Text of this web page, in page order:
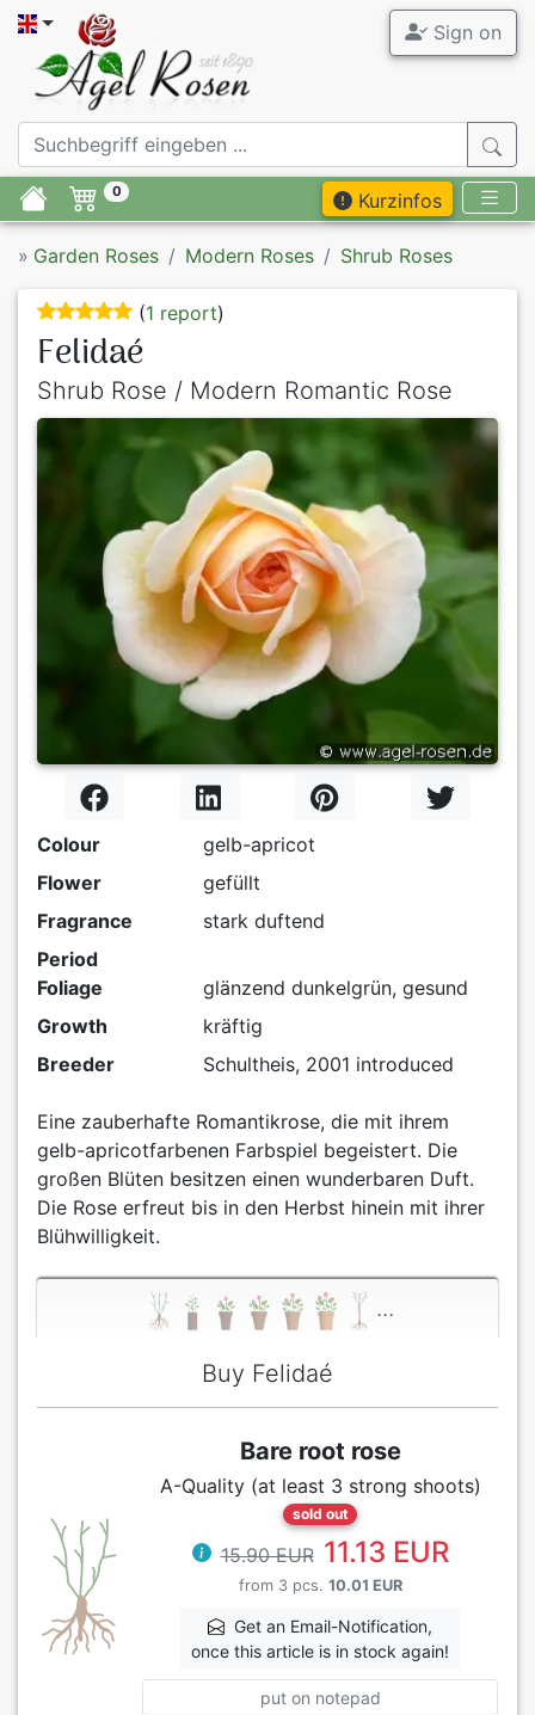
Sign on
0 Kurzinfos
» Garden Roses Modern Roses Shrub Roses
(1 report)
Felidaé
Shrub Rose / Modern Romantic Rose
Colour
gelb-apricot
Flower
gefüllt
Fragrance
stark duftend
Period
Foliage
glänzend dunkelgrün, gesund
Growth
kräftig
Breeder
Schultheis, 2001 introduced
Eine zauberhafte Romantikrose, die mit ihrem
gelb-apricotfarbenen Farbspiel begeistert. Die
großen Blüten besitzen einen wunderbaren Duft.
Die Rose erfreut bis in den Herbst hinein mit ihrer
Blühwilligkeit.
...
Buy Felidaé
Bare root rose
A-Quality (at least 3 strong shoots)
sold out
15.90 EUR 11.13 EUR
from 3 pcs. 10.01 EUR
Get an Email-Notification,
once this article is in stock again!
put on notepad